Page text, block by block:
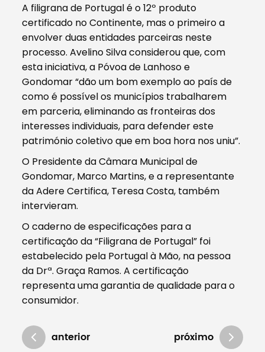
A filigrana de Portugal é o 12º produto
certificado no Continente, mas o primeiro a
envolver duas entidades parceiras neste
processo. Avelino Silva considerou que, com
esta iniciativa, a Póvoa de Lanhoso e
Gondomar “dão um bom exemplo ao país de
como é possível os municípios trabalharem
em parceria, eliminando as fronteiras dos
interesses individuais, para defender este
património coletivo que em boa hora nos uniu”.
O Presidente da Câmara Municipal de
Gondomar, Marco Martins, e a representante
da Adere Certifica, Teresa Costa, também
intervieram.
O caderno de especificações para a
certificação da “Filigrana de Portugal” foi
estabelecido pela Portugal à Mão, na pessoa
da Drª. Graça Ramos. A certificação
representa uma garantia de qualidade para o
consumidor.
anterior próximo